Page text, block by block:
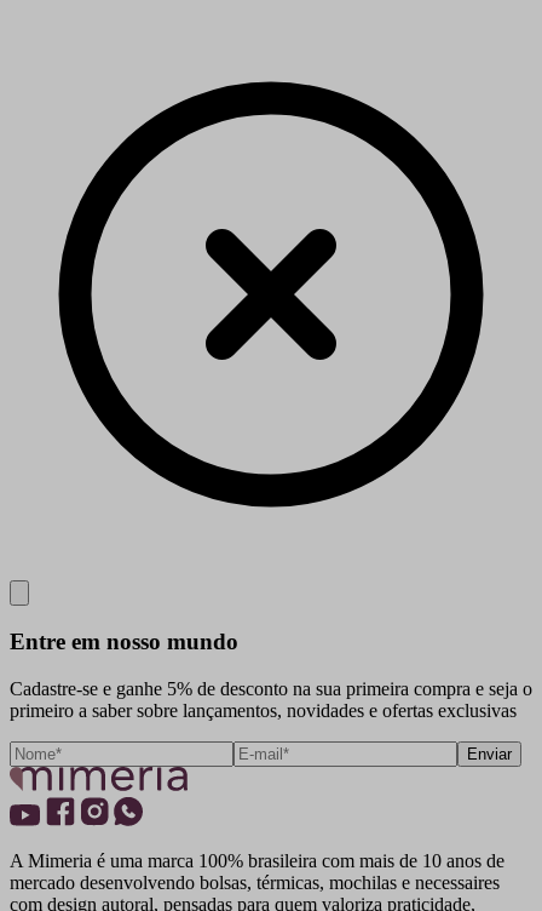
Entre em nosso mundo
Cadastre-se e ganhe 5% de desconto na sua primeira compra e seja o
primeiro a saber sobre lançamentos, novidades e ofertas exclusivas
Enviar
A Mimeria é uma marca 100% brasileira com mais de 10 anos de
mercado desenvolvendo bolsas, térmicas, mochilas e necessaires
com design autoral, pensadas para quem valoriza praticidade,